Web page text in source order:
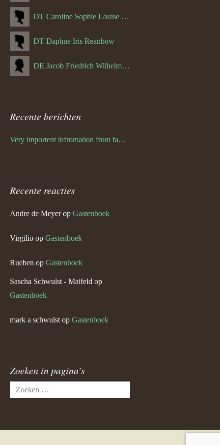
DT Caroline Sophie Louise Schreuder born Schwulst (13-05-1866)
DT Daphne Iris Reanbow
DE Jacob Friedrich Wilhelm Hurth
Recente berichten
Very importent infromation from family Schwulst
Recente reacties
Andre de Meyerop Gastenboek
Virgilio op Gastenboek
Rueben op Gastenboek
Sascha Schwulst - Maifeld op
Gastenboek
mark a schwulst op Gastenboek
Zoeken in pagina’s
Zoeken
naar: